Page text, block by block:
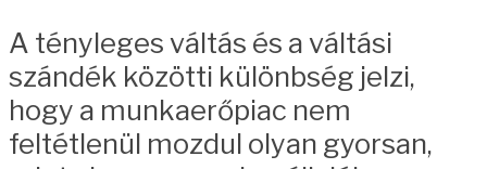
A tényleges váltás és a váltási
szándék közötti különbség jelzi,
hogy a munkaerőpiac nem
feltétlenül mozdul olyan gyorsan,